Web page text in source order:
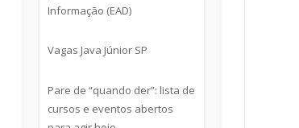
Informação (EAD)
Vagas Java Júnior SP
Pare de “quando der”: lista de
cursos e eventos abertos